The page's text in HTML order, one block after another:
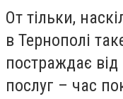
От тільки,
в Тернополі
постраждає від
послуг – час